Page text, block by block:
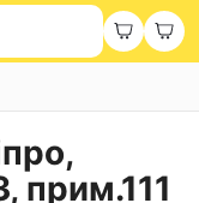
прим.111